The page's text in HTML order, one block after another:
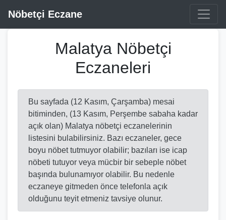
Nöbetçi Eczane
Malatya Nöbetçi
Eczaneleri
Bu sayfada (12 Kasım, Çarşamba) mesai
bitiminden, (13 Kasım, Perşembe sabaha kadar
açık olan) Malatya nöbetçi eczanelerinin
listesini bulabilirsiniz. Bazı eczaneler, gece
boyu nöbet tutmuyor olabilir; bazıları ise icap
nöbeti tutuyor veya mücbir bir sebeple nöbet
başında bulunamıyor olabilir. Bu nedenle
eczaneye gitmeden önce telefonla açık
olduğunu teyit etmeniz tavsiye olunur.